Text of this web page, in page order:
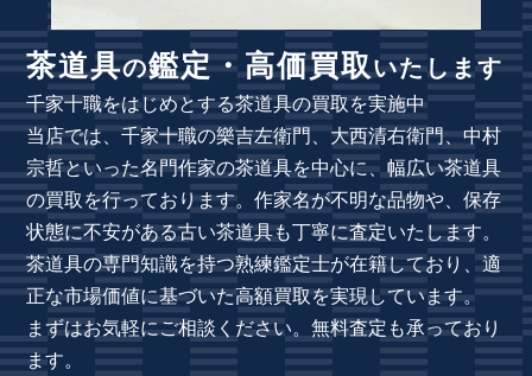
茶道具の鑑定・高価買取いたします
千家十職をはじめとする茶道具の買取を実施中
当店では、千家十職の樂吉左衛門、大西清右衛門、中村
宗哲といった名門作家の茶道具を中心に、幅広い茶道具
の買取を行っております。作家名が不明な品物や、保存
状態に不安がある古い茶道具も丁寧に査定いたします。
茶道具の専門知識を持つ熟練鑑定士が在籍しており、適
正な市場価値に基づいた高額買取を実現しています。
まずはお気軽にご相談ください。無料査定も承っており
ます。